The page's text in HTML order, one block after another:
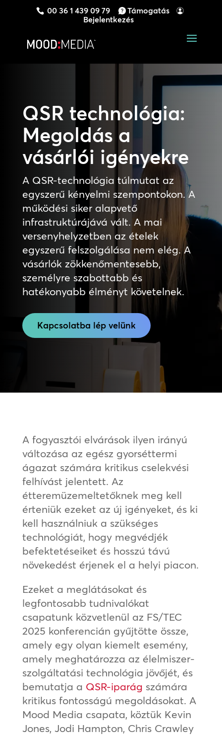
00 36 1 439 09 79
Támogatás
Bejelentkezés
QSR technológia:
Megoldás a
vásárlói igényekre
A QSR-technológia túlmutat az
egyszerű kényelmi szempontokon. A
működési siker alapvető
infrastruktúrájává vált. A mai
versenyhelyzetben az ételek
egyszerű felszolgálása nem elég. A
vásárlók zökkenőmentesebb,
személyre szabottabb és
hatékonyabb élményt követelnek.
Kapcsolatba lép velünk
A fogyasztói elvárások ilyen irányú
változása az egész gyorséttermi
ágazat számára kritikus cselekvési
felhívást jelentett. Az
étteremüzemeltetőknek meg kell
érteniük ezeket az új igényeket, és ki
kell használniuk a szükséges
technológiát, hogy megvédjék
befektetéseiket és hosszú távú
növekedést érjenek el a helyi piacon.
Ezeket a meglátásokat és
legfontosabb tudnivalókat
csapatunk közvetlenül az FS/TEC
2025 konferencián gyűjtötte össze,
amely egy olyan kiemelt esemény,
amely meghatározza az élelmiszer-
szolgáltatási technológia jövőjét, és
bemutatja a QSR-iparág számára
kritikus fontosságú megoldásokat. A
Mood Media csapata, köztük Kevin
Jones, Jodi Hampton, Chris Crawley